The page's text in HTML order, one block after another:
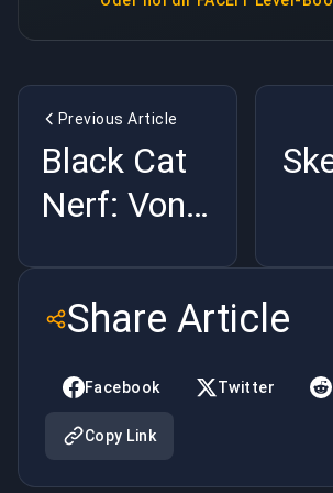
Previous Article
Black Cat
Nerf: Von
A-Tier |
BuyBoosting
Share Article
Facebook Twitter
Copy Link